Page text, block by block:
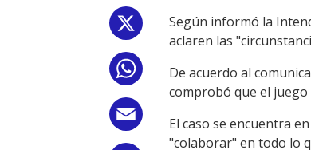
WhatsApp
Email
Según informó la
aclaren las
De acuerdo al
comprobó que el
El caso se encuentra
"colaborar" en todo lo